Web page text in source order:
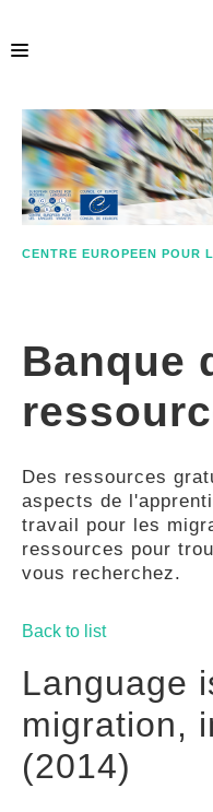
ACCUEIL
ECML.AT
COMPÉTENCES
GUIDES
COMMUNAUTÉ
GALLERY
CENTRE EUROPEEN POUR
Banque
Des ressources
aspects de
travail pour les
ressources pour
vous recherchez.
Back to list
Language
migration,
(2014)